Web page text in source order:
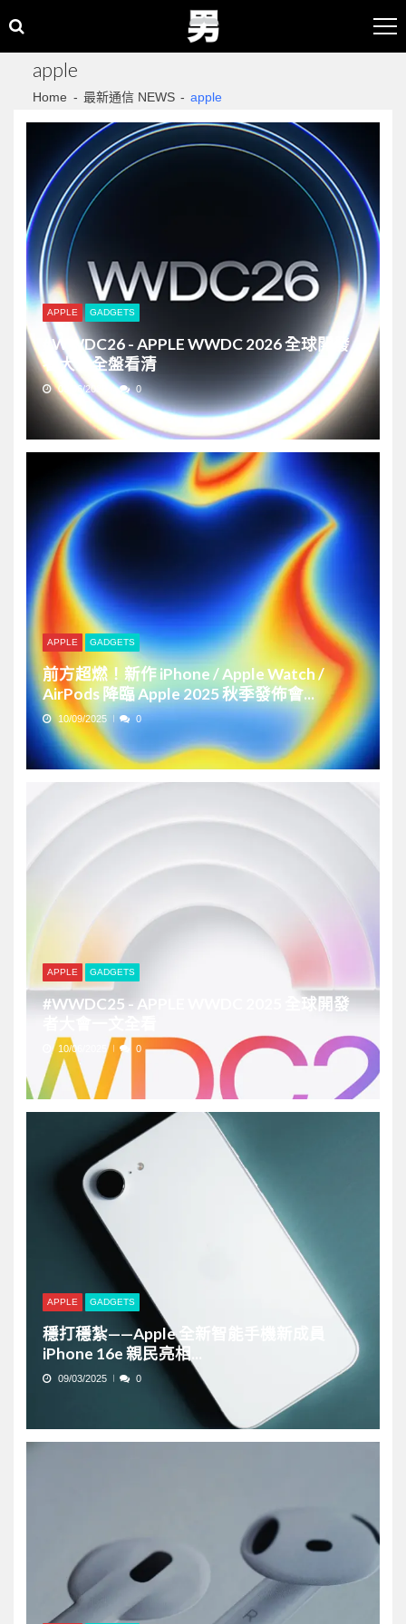
to
navigation
to
apple
Home 最新通信 NEWS apple
APPLE GADGETS
#WWDC26 - APPLE WWDC 2026 全球開發
者大會全盤看清
09/06/2026 0
APPLE GADGETS
前方超燃！新作 iPhone / Apple Watch /
AirPods 降臨 Apple 2025 秋季發佈會...
10/09/2025 0
APPLE GADGETS
#WWDC25 - APPLE WWDC 2025 全球開發
10/06/2025 0
APPLE GADGETS
穩打穩紮——Apple 全新智能手機新成員
iPhone 16e 親民亮相...
09/03/2025 0